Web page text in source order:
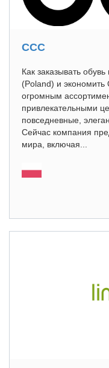
CCC
Как заказывать
(Poland) и экономить
огромным
привлекательными
повседневные,
Сейчас компания
мира, включая...